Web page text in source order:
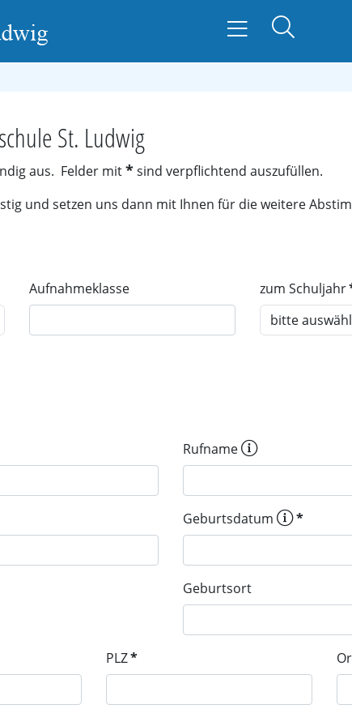
St. Ludwig
aus. Felder mit*sind verpflichtend auszufüllen.
und setzen uns dann mit Ihnen für die weitere
Aufnahmeklasse zum Schuljahr
Rufname
Geburtsdatum
*
Geburtsort
PLZ*